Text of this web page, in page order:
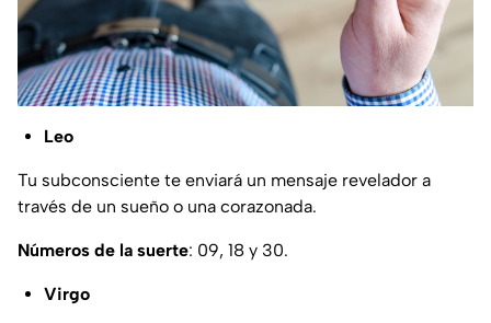
Leo
Tu subconsciente te enviará un mensaje revelador a
través de un sueño o una corazonada.
Números de la suerte: 09, 18 y 30.
Virgo